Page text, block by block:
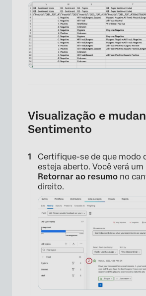
Visualização e
Sentimento
Certifique-se de que modo
esteja aberto. Você verá
Retornar ao resumo no
direito.